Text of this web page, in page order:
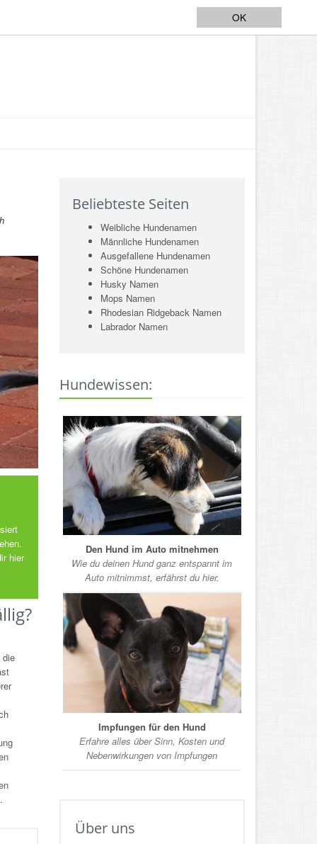
OK
hier
Beliebteste Seiten
Weibliche Hundenamen
Männliche Hundenamen
Ausgefallene Hundenamen
Schöne Hundenamen
Husky Namen
Mops Namen
Rhodesian Ridgeback Namen
Labrador Namen
Hundewissen:
Den Hund im Auto mitnehmen
Wie du deinen Hund ganz entspannt im
Auto mitnimmst, erfährst du hier.
Impfungen für den Hund
Erfahre alles über Sinn, Kosten und
Nebenwirkungen von Impfungen
Über uns